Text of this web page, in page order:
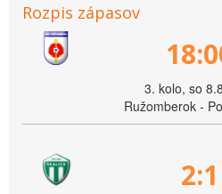
Rozpis zápasov
3. kolo, so
Ružomberok -
2:1